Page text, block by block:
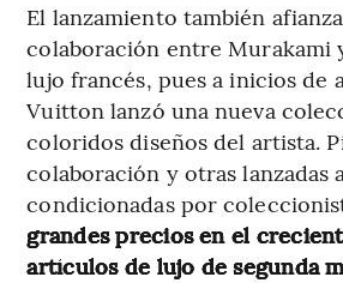
El lanzamiento también
colaboración entre Murakami
lujo francés, pues a inicios de
Vuitton lanzó una nueva
coloridos diseños del artista.
colaboración y otras lanzadas
condicionadas por
grandes precios en el
artículos de lujo de segunda